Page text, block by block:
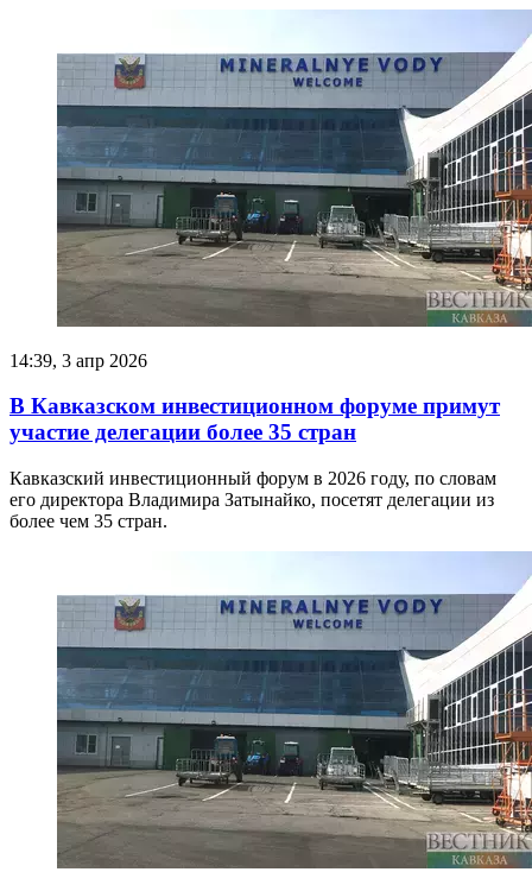
14:39, 3 апр 2026
В Кавказском инвестиционном форуме примут
участие делегации более 35 стран
Кавказский инвестиционный форум в 2026 году, по словам
его директора Владимира Затынайко, посетят делегации из
более чем 35 стран.